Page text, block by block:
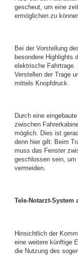
gescheut, um eine
ermöglichen zu
Bei der Vorstellung
besondere Highlights
elektrische Fahrtrage.
Verstellen der Trage
mittels Knopfdruck.
Durch eine
zwischen
möglich. Dies ist
denn hier gilt: Beim
muss das Fenster
geschlossen sein, um
vermeiden.
Tele-Notarzt-
Hinsichtlich der
eine weitere künftige
die Nutzung des